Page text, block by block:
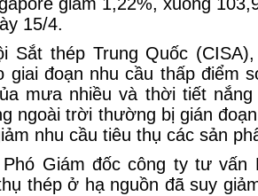
15/4.
Sắt thép Trung Quốc
giai đoạn nhu cầu thấp điểm
mưa nhiều và thời tiết
ngoài trời thường bị gián
nhu cầu tiêu thụ các sản
Giám đốc công ty tư vấn
thép ở hạ nguồn đã suy